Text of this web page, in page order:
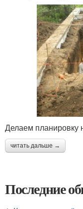
Делаем планировку
читать дальше →
Последние